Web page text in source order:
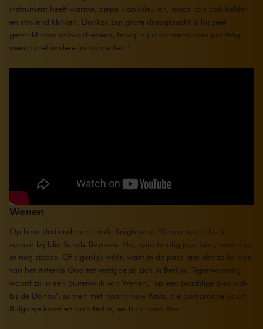
instrument heeft warme, diepe klankkleuren, maar kan ook helder
en stralend klinken. Dankzij zijn grote draagkracht is hij zeer
geschikt voor solo-optredens, terwijl hij in kamermuziek prachtig
mengt met andere instrumenten.’
Wenen
Op haar dertiende verhuisde Krijgh naar Wenen om er les te
nemen bij Lilia Schulz-Bayrova. Nu, ruim twintig jaar later, woont ze
er nog steeds. Of eigenlijk wéér, want in de paar jaar dat ze lid was
van het Artemis Quartet vestigde zij zich in Berlijn. Tegenwoordig
woont zij in een buitenwijk van Wenen, ‘op een prachtige plek vlak
bij de Donau’, samen met haar vrouw Raya, die oorspronkelijk uit
Bulgarije komt en architect is, en hun hond Baci.